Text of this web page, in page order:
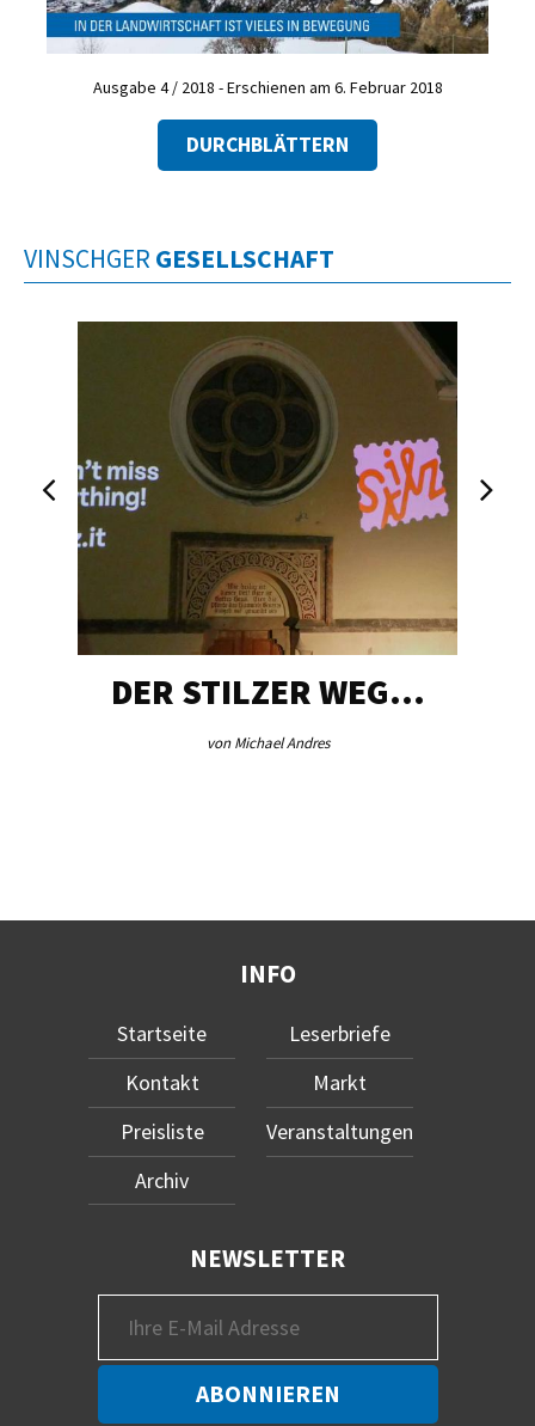
Ausgabe 4 / 2018 - Erschienen am 6. Februar 2018
DURCHBLÄTTERN
VINSCHGER GESELLSCHAFT
DER STILZER WEG…
von Michael Andres
INFO
Startseite
Kontakt
Preisliste
Archiv
Leserbriefe
Markt
Veranstaltungen
NEWSLETTER